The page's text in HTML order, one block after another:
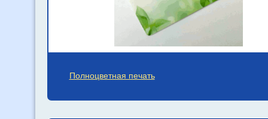
Полноцветная печать